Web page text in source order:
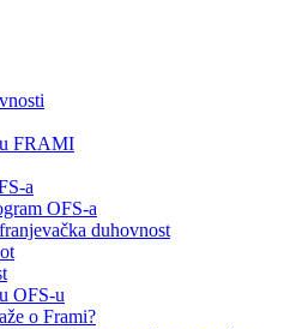
FRAMI
a
OFS-a
duhovnost
OFS-u
o Frami?